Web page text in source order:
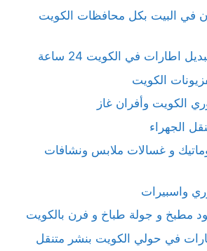
في البيت بكل محافظات الكويت
اطارات في الكويت 24 ساعة
الكويت
الكويت وأفران غاز
الجهراء
و غسالات ملابس ونشافات
واسبيرات
مطبخ و جولة طباخ و فرن بالكويت
في حولي الكويت بنشر متنقل